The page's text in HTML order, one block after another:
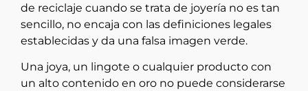
de reciclaje cuando se trata de joyería no es tan
sencillo, no encaja con las definiciones legales
establecidas y da una falsa imagen verde.
Una joya, un lingote o cualquier producto con
un alto contenido en oro no puede considerarse